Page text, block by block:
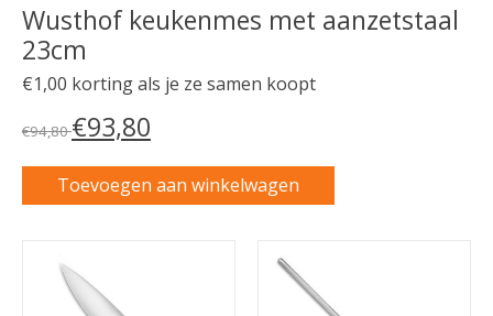
Wusthof keukenmes met aanzetstaal
23cm
€1,00 korting als je ze samen koopt
€94,80€93,80
Toevoegen aan winkelwagen
Carrousel van gebundelde producten